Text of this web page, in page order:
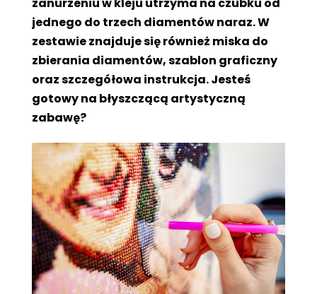
zanurzeniu w kleju utrzyma na czubku od
jednego do trzech diamentów naraz. W
zestawie znajduje się również miska do
zbierania diamentów, szablon graficzny
oraz szczegółowa instrukcja. Jesteś
gotowy na błyszczącą artystyczną
zabawę?